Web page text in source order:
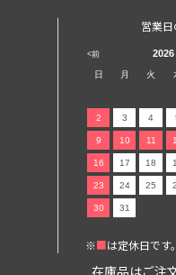
営業
<前 2026
日 月 火
2 3 4
9 10 11
16 17 18
23 24 25
30 31
※■は定休日です。
在庫品はご注